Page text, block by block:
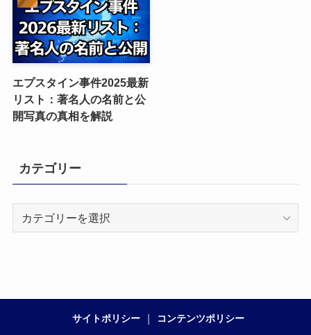
エプスタイン事件2025最新
リスト：著名人の名前と公
開写真の真相を解説
カテゴリー
サイトポリシー コンテンツポリシー